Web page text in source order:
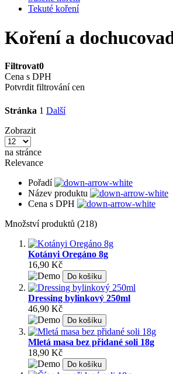
Tekuté koření
Koření a
Filtrovat0
Cena s DPH
Potvrdit filtrování cen
Stránka 1 Další
Zobrazit
na stránce
Relevance
Pořadí
Název produktu
Cena s DPH
Množství produktů (218)
Kotányi Oregáno 8g
16,90 Kč
Do košíku
Dressing bylinkový 250ml
46,90 Kč
Do košíku
Mletá masa bez přidané soli 18g
18,90 Kč
Do košíku